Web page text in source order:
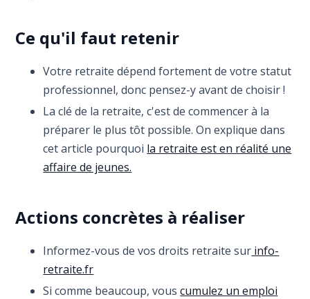
Ce qu'il faut retenir
Votre retraite dépend fortement de votre statut
professionnel, donc pensez-y avant de choisir !
La clé de la retraite, c'est de commencer à la
préparer le plus tôt possible. On explique dans
cet article pourquoi la retraite est en réalité une
affaire de jeunes.
Actions concrètes à réaliser
Informez-vous de vos droits retraite sur info-
retraite.fr
Si comme beaucoup, vouscumulez un emploi